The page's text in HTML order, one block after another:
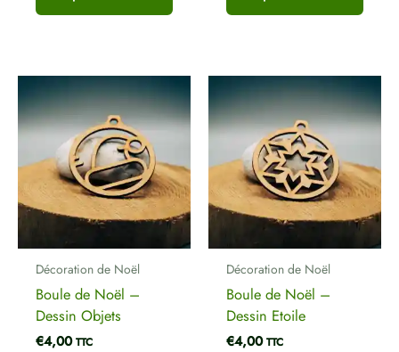
Décoration de Noël
Boule de Noël –
Dessin Objets
€4,00 TTC
Ce
produit
a
variations.
Les
options
Décoration de Noël
Boule de Noël –
Dessin Etoile
€4,00 TTC
Ce
a
Les